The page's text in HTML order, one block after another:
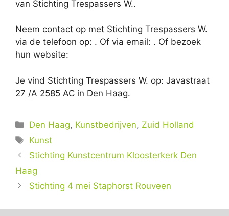
van Stichting Trespassers W..
Neem contact op met Stichting Trespassers W.
via de telefoon op: . Of via email: . Of bezoek
hun website:
Je vind Stichting Trespassers W. op: Javastraat
27 /A 2585 AC in Den Haag.
Categorieën
Den Haag, Kunstbedrijven, Zuid Holland
Tags
Kunst
Stichting Kunstcentrum Kloosterkerk Den
Haag
Stichting 4 mei Staphorst Rouveen